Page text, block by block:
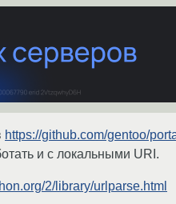
https://github.com/gentoo/
и с локальными URI.
2/library/urlparse.html